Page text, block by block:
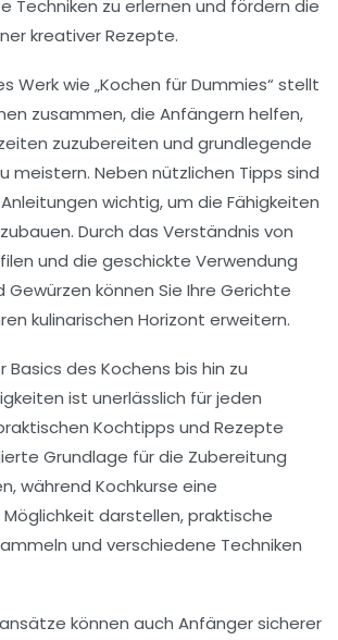
Techniken zu erlernen und fördern die
kreativer Rezepte.
Werk wie „Kochen für Dummies“ stellt
zusammen, die Anfängern helfen,
zuzubereiten und grundlegende
meistern. Neben nützlichen Tipps sind
wichtig, um die Fähigkeiten
Durch das Verständnis von
und die geschickte Verwendung
Gewürzen können Sie Ihre Gerichte
kulinarischen Horizont erweitern.
Basics des Kochens bis hin zu
ist unerlässlich für jeden
Kochtipps und Rezepte
Grundlage für die Zubereitung
während Kochkurse eine
darstellen, praktische
und verschiedene Techniken
können auch Anfängersicherer